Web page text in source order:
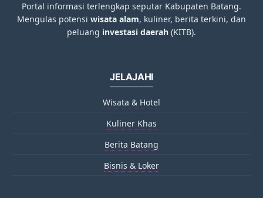
Portal informasi terlengkap seputar Kabupaten Batang.
Mengulas potensi wisata alam, kuliner, berita terkini, dan
peluang investasi daerah (KITB).
JELAJAHI
Wisata & Hotel
Kuliner Khas
Berita Batang
Bisnis & Loker